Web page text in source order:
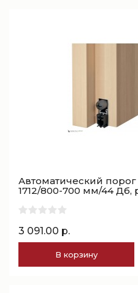
Автоматический
1712/800-700 мм/44 Дб,
3 091.00 р.
В корзину